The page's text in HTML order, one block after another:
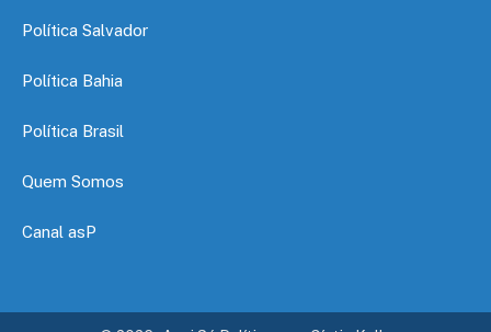
Política Salvador
Política Bahia
Política Brasil
Quem Somos
Canal asP